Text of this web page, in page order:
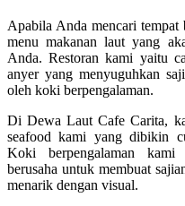
Apabila Anda mencari
menu makanan laut yang
Anda. Restoran kami yaitu
anyer yang menyuguhkan
oleh koki berpengalaman.
Di Dewa Laut Cafe Carita,
seafood kami yang dibikin
Koki berpengalaman kami
berusaha untuk membuat
menarik dengan visual.